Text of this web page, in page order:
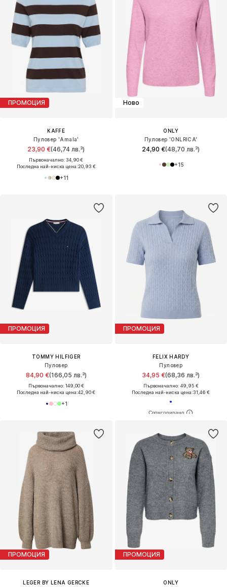
ПРОМОЦИЯ
KAFFE
Пуловер 'Amala'
23,90 €(46,74 лв.³)
Първоначално: 34,90 €
Последна най-ниска цена:20,93 €
+11
Ново
ONLY
Пуловер 'ONLRICA'
24,90 €(48,70 лв.³)
+15
ПРОМОЦИЯ
TOMMY HILFIGER
Пуловер
84,90 €(166,05 лв.³)
Първоначално: 149,00 €
Последна най-ниска цена:42,90 €
+1
ПРОМОЦИЯ
FELIX HARDY
Пуловер
34,95 €(68,36 лв.³)
Първоначално: 49,95 €
Последна най-ниска цена:31,46 €
ПРОМОЦИЯ
LEGER BY LENA GERCKE
ПРОМОЦИЯ
ONLY